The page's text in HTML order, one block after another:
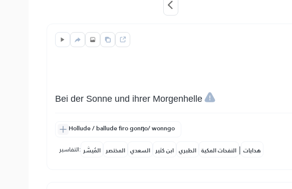
Bei der Sonne und ihrer Morgenhelle
Hollude / ballude firo gonŋo/ wonngo
التفاسير: المُيسَّر المختصر السعدي ابن كثير الطبري النفحات المكية | هدايات